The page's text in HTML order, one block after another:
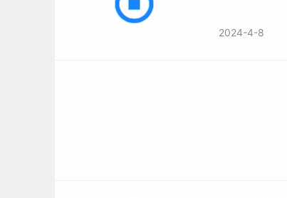
2024-4-8